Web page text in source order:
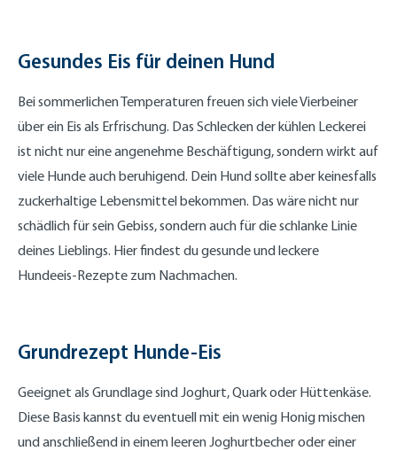
Gesundes Eis für deinen Hund
Bei sommerlichen Temperaturen freuen sich viele Vierbeiner
über ein Eis als Erfrischung. Das Schlecken der kühlen Leckerei
ist nicht nur eine angenehme Beschäftigung, sondern wirkt auf
viele Hunde auch beruhigend. Dein Hund sollte aber keinesfalls
zuckerhaltige Lebensmittel bekommen. Das wäre nicht nur
schädlich für sein Gebiss, sondern auch für die schlanke Linie
deines Lieblings. Hier findest du gesunde und leckere
Hundeeis-Rezepte zum Nachmachen.
Grundrezept Hunde-Eis
Geeignet als Grundlage sind Joghurt, Quark oder Hüttenkäse.
Diese Basis kannst du eventuell mit ein wenig Honig mischen
und anschließend in einem leeren Joghurtbecher oder einer